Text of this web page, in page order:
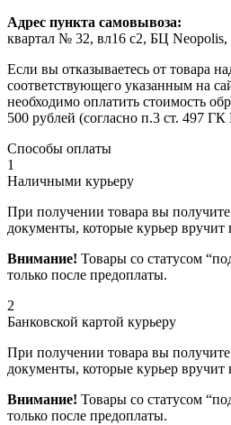
Адрес пункта самовывоза:
квартал № 32, вл16 с2, БЦ Neopolis,
Если вы отказываетесь от товара
соответствующего указанным на
необходимо оплатить стоимость
500 рублей (согласно п.3 ст. 497
Способы оплаты
1
Наличными курьеру
При получении товара вы
документы, которые курьер вручит
Внимание! Товары со статусом
только после предоплаты.
2
Банковской картой курьеру
При получении товара вы
документы, которые курьер вручит
Внимание! Товары со статусом
только после предоплаты.